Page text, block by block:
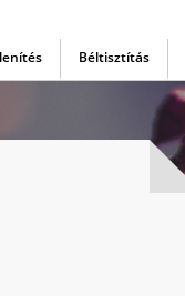
Béltisztítás